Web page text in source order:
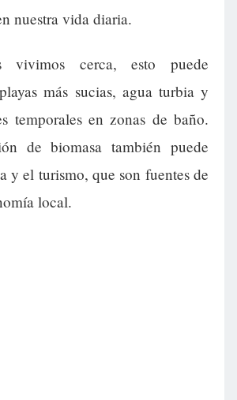
nuestra vida diaria.
vivimos cerca, esto puede
más sucias, agua turbia y
temporales en zonas de baño.
de biomasa también puede
y el turismo, que son fuentes de
local.